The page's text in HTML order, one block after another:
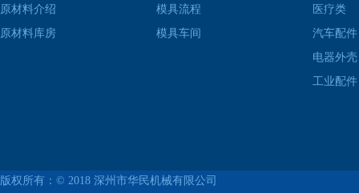
原材料介绍
原材料库房
模具流程
模具车间
医疗类
汽车配件
电器外壳
工业配件
版权所有：© 2018 深州市华民机械有限公司